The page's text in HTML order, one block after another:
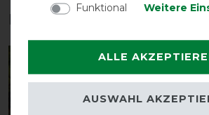
Das perfekte Zubehör
-10%
Funktional
Weitere
ALLE
AUSWAHL